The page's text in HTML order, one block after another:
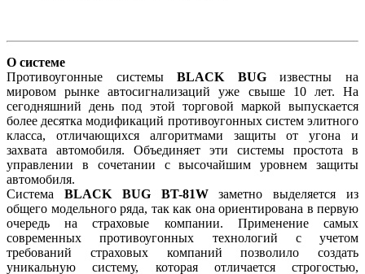
О системе
Противоугонные системыBLACK BUGизвестны на
мировом рынке автосигнализаций уже свыше 10 лет. На
сегодняшний день под этой торговой маркой выпускается
более десятка модификаций противоугонных систем элитного
класса, отличающихся алгоритмами защиты от угона и
захвата автомобиля. Объединяет эти системы простота в
управлении в сочетании с высочайшим уровнем защиты
автомобиля.
Система BLACK BUG BT-81Wзаметно выделяется из
общего модельного ряда, так как она ориентирована в первую
очередь на страховые компании. Применение самых
современных противоугонных технологий с учетом
требований страховых компаний позволило создать
уникальную систему, которая отличается строгостью,